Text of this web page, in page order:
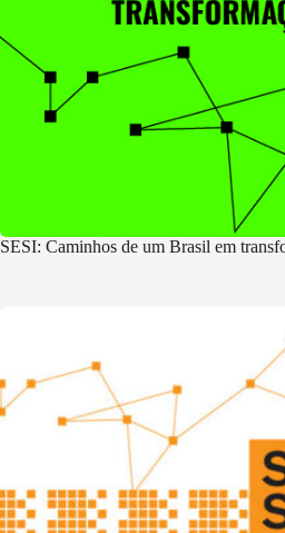
SESI: Caminhos de um Brasil em